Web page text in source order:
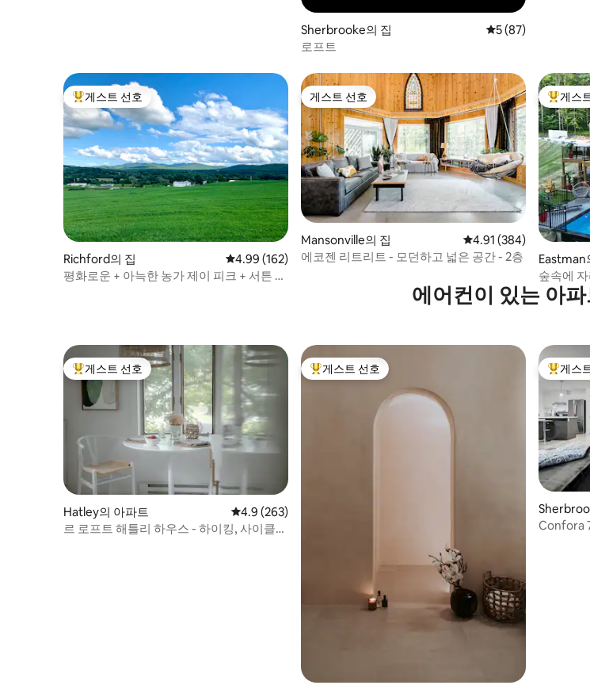
Sherbrooke의 집 평점 5점(5점 만점),
5 (87)
로프트
상위 게스트 선호
게스트 선호
Richford의 집 평점 4.99점(5점 만점), 후기 162개
4.99 (162)
평화로운 + 아늑한 농가 제이 피크 + 서튼 근
게스트 선호
게스트 선호
Mansonville의 집 평점 4.91점(5점 만점),
4.91 (384)
에코젠 리트리트 - 모던하고 넓은 공간 - 2층
상위 게
게스
Eastman
숲속에
나!
에어컨이 있는 아
상위 게스트 선호
게스트 선호
Hatley의 아파트 평점 4.9점(5점 만점), 후기 263개
4.9 (263)
르 로프트 해틀리 하우스 - 하이킹, 사이클
상위 게스트 선호
게스트 선호 상위 게
게스
Confora